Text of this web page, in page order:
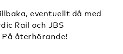
eventuellt då med
Rail och JBS
återhörande!